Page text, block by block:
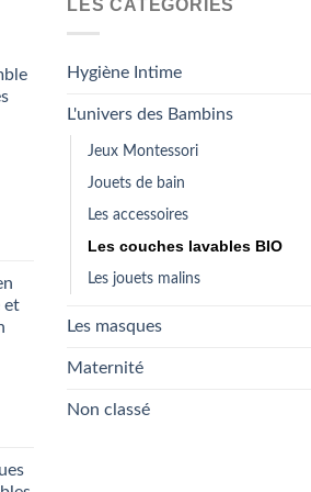
la
page
et
LES CATÉGORIES
Hygiène Intime
L'univers des Bambins
Jeux Montessori
Jouets de bain
Les accessoires
Les couches lavables BIO
Les jouets malins
Les masques
Maternité
Non classé